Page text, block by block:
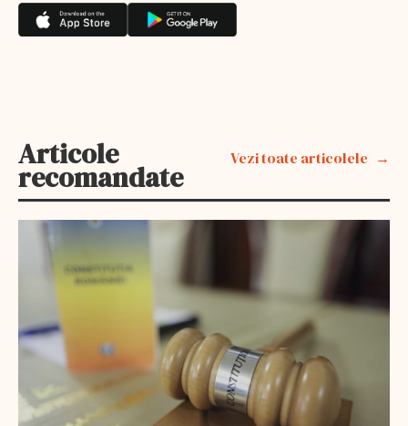
Articole
recomandate
Vezi toate articolele